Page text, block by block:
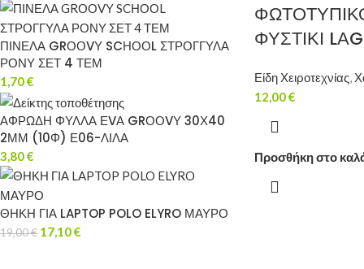
ΠΙΝΕΛΑ GRΟΟVΥ SCΗΟΟL ΣΤΡΟΓΓΥΛΑ
ΡΟΝΥ ΣΕΤ 4 ΤΕΜ
1,70€
ΑΦΡΩΔΗ ΦΥΛΛΑ ΕVΑ GRΟΟVΥ 30Χ40
2ΜΜ (10Φ) Ε06-ΛΙΛΑ
3,80€
ΘΗΚΗ ΓΙΑ LAPTOP POLO ELYRO ΜΑΥΡΟ
19,00€ 17,10€
ΦΥΣΤΙΚΙ
Είδη Χειροτεχνίας,
12,00€
Προσθήκη στο